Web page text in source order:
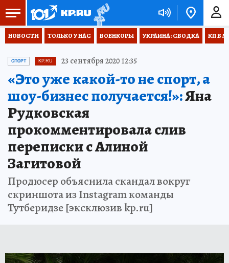
НОВОСТИ ТОЛЬКО У НАС ВОЕНКОРЫ УКРАИНА: СВОДКА КП В
СПОРТ KP.RU 23 сентября 2020 12:35
«Это уже какой-то не спорт, а
шоу-бизнес получается!»:Яна
Рудковская
прокомментировала слив
переписки с Алиной
Загитовой
Продюсер объяснила скандал вокруг
скриншота из Instagram команды
Тутберидзе [эксклюзив kp.ru]